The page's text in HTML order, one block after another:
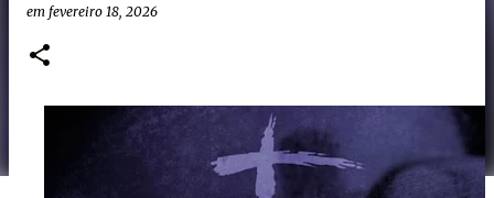
em fevereiro 18, 2026